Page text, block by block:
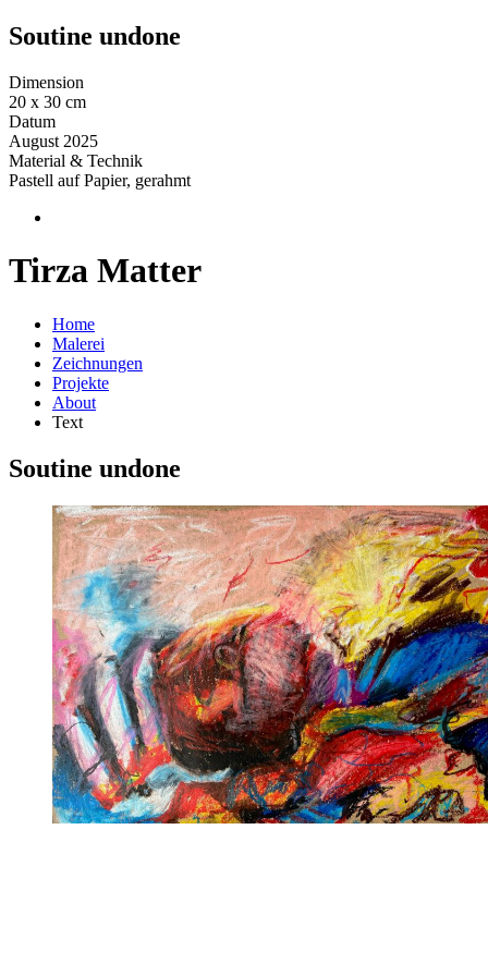
Soutine undone
Dimension
20 x 30 cm
Datum
August 2025
Material & Technik
Pastell auf Papier, gerahmt
Tirza Matter
Home
Malerei
Zeichnungen
Projekte
About
Text
Soutine undone